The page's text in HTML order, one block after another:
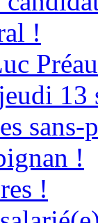
!
13
!
!